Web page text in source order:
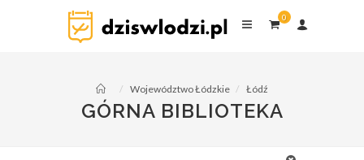
0
Województwo Łódzkie Łódź
GÓRNA BIBLIOTEKA